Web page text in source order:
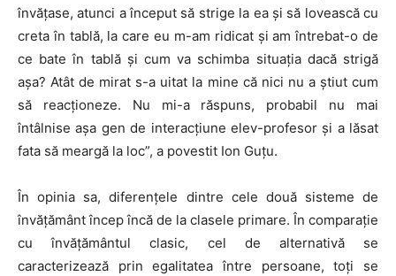
învățase, atunci a început să strige la ea și să lovească cu
creta în tablă, la care eu m-am ridicat și am întrebat-o de
ce bate în tablă și cum va schimba situația dacă strigă
așa? Atât de mirat s-a uitat la mine că nici nu a știut cum
să reacționeze. Nu mi-a răspuns, probabil nu mai
întâlnise așa gen de interacțiune elev-profesor și a lăsat
fata să meargă la loc”, a povestit Ion Guțu.
În opinia sa, diferențele dintre cele două sisteme de
învățământ încep încă de la clasele primare. În comparație
cu învățământul clasic, cel de alternativă se
caracterizează prin egalitatea între persoane, toți se